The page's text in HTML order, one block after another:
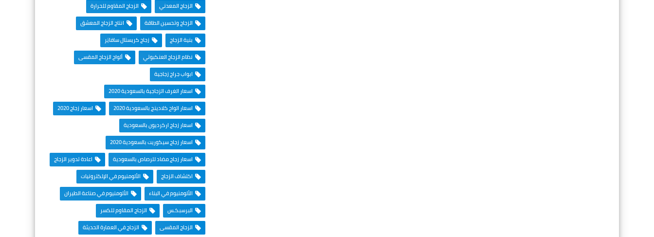
الزجاج المعدني
الزجاج المقاوم للحرارة
الزجاج وتحسين الطاقة
انتاج الزجاج المعشق
بنية الزجاج
زجاج كريستال سافايَر
نظام الزجاج العنكبوتي
ألواح الزجاج المقسى
ابواب جراج زجاجية
اسعار الغرف الزجاجية بالسعودية 2020
اسعار الواح كلادينج بالسعودية 2020
اسعار زجاج 2020
اسعار زجاج اركرديون بالسعودية
اسعار زجاج سيكوريت بالسعودية 2020
اسعار زجاج مضاد للرصاص بالسعودية
اعادة تدوير الزجاج
اكتشاف الزجاج
الألومنيوم في الإلكترونيات
الألومنيوم في البناء
الألومنيوم في صناعة الطيران
البرسبكـس
الزجاج المقاوم للكسر
الزجاج المقسى
الزجاج في العمارة الحديثة